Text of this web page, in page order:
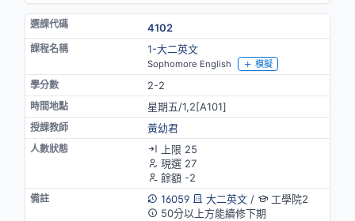
4102
1-大二英文
Sophomore English 模擬
2-2
星期五/1,2[A101]
黃幼君
上限 25
現選 27
餘額 -2
16059
大二英文/
工學院2
50分以上方能續修下期